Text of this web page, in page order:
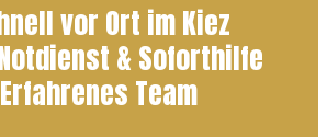
vor Ort im Kiez
& Soforthilfe
Erfahrenes Team